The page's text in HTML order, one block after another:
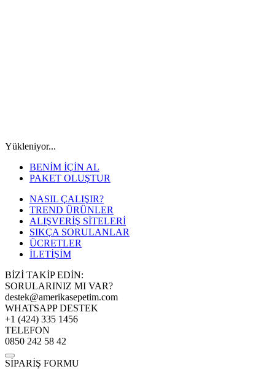
Yükleniyor...
BENİM İÇİN AL
PAKET OLUŞTUR
NASIL ÇALIŞIR?
TREND ÜRÜNLER
ALIŞVERİŞ SİTELERİ
SIKÇA SORULANLAR
ÜCRETLER
İLETİŞİM
BİZİ TAKİP EDİN:
SORULARINIZ MI VAR?
destek@amerikasepetim.com
WHATSAPP DESTEK
+1 (424) 335 1456
TELEFON
0850 242 58 42
SİPARİŞ FORMU